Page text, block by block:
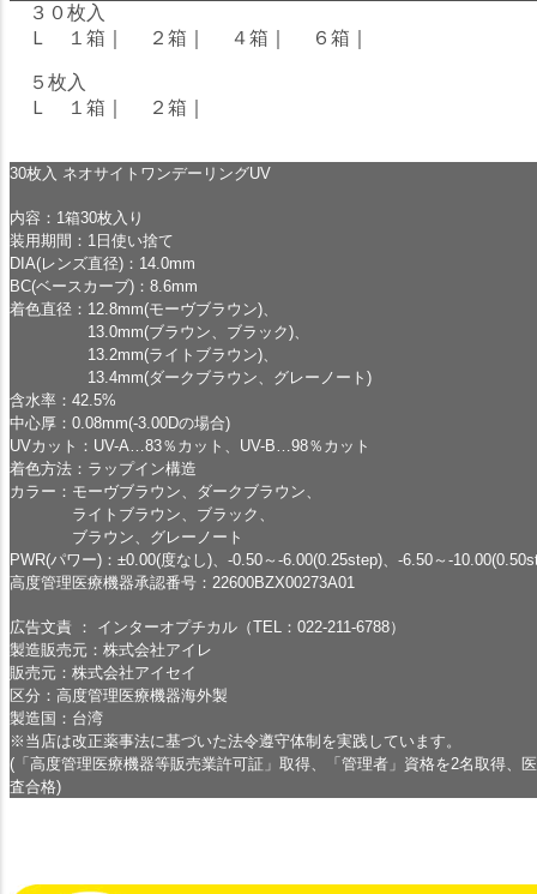
３０枚入
Ｌ １箱
２箱 ４箱 ６箱
５枚入
Ｌ １箱
２箱
30枚入 ネオサイトワンデーリングUV
内容：1箱30枚入り
装用期間：1日使い捨て
DIA(レンズ直径)：14.0mm
BC(ベースカーブ)：8.6mm
着色直径：12.8mm(モーヴブラウン)、
13.0mm(ブラウン、ブラック)、
13.2mm(ライトブラウン)、
13.4mm(ダークブラウン、グレーノート)
含水率：42.5%
中心厚：0.08mm(-3.00Dの場合)
UVカット：UV-A…83％カット、UV-B…98％カット
着色方法：ラップイン構造
カラー：モーヴブラウン、ダークブラウン、
ライトブラウン、ブラック、
ブラウン、グレーノート
PWR(パワー)：±0.00(度なし)、-0.50～-6.00(0.25step)、-6.50～-
高度管理医療機器承認番号：22600BZX00273A01
広告文責 ： インターオプチカル（TEL：022-211-6788）
製造販売元：株式会社アイレ
販売元：株式会社アイセイ
区分：高度管理医療機器海外製
製造国：台湾
※当店は改正薬事法に基づいた法令遵守体制を実践しています。
(「高度管理医療機器等販売業許可証」取得、「管理者」資格を2名取得、
査合格)